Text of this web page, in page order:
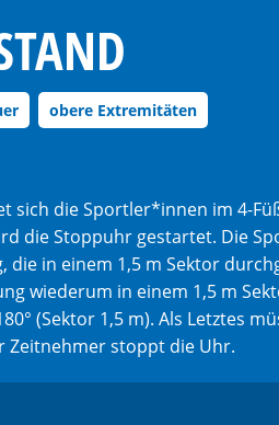
obere Extremitäten
sich die Sportler*innen im 4-
die Stoppuhr gestartet. Die
die in einem 1,5 m Sektor
wiederum in einem 1,5 m
(Sektor 1,5 m). Als Letztes
Zeitnehmer stoppt die Uhr.